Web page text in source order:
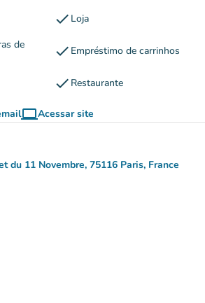
check Loja
de
check Empréstimo de carrinhos
check Restaurante
computerAcessar site
(novo separador)
du 11 Novembre, 75116 Paris, France
(abrir no Google Maps)
(novo separador)